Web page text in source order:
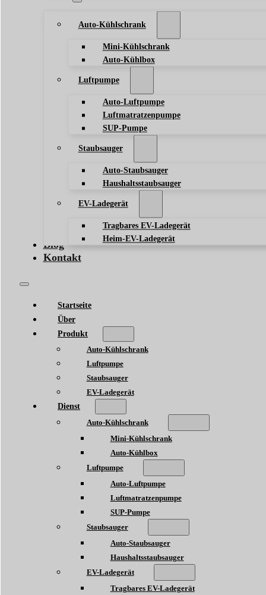
Auto-Kühlschrank
Mini-Kühlschrank
Auto-Kühlbox
Luftpumpe
Auto-Luftpumpe
Luftmatratzenpumpe
SUP-Pumpe
Staubsauger
Auto-Staubsauger
Haushaltsstaubsauger
EV-Ladegerät
Tragbares EV-Ladegerät
Heim-EV-Ladegerät
Blog
Kontakt
Startseite
Über
Produkt
Auto-Kühlschrank
Luftpumpe
Staubsauger
EV-Ladegerät
Dienst
Auto-Kühlschrank
Mini-Kühlschrank
Auto-Kühlbox
Luftpumpe
Auto-Luftpumpe
Luftmatratzenpumpe
SUP-Pumpe
Staubsauger
Auto-Staubsauger
Haushaltsstaubsauger
EV-Ladegerät
Tragbares EV-Ladegerät